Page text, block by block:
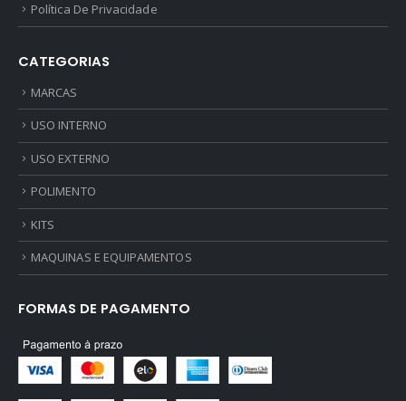
Política De Privacidade
CATEGORIAS
MARCAS
USO INTERNO
USO EXTERNO
POLIMENTO
KITS
MAQUINAS E EQUIPAMENTOS
FORMAS DE PAGAMENTO